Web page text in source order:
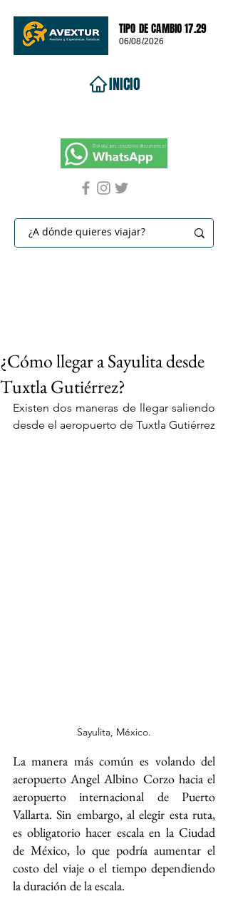
TIPO DE CAMBIO 17.29
06/08/2026
INICIO
¿Cómo llegar a Sayulita desde
Tuxtla Gutiérrez?
Existen dos maneras de llegar saliendo
desde el aeropuerto de Tuxtla Gutiérrez
Sayulita, México.
La manera más común es volando del
aeropuerto Angel Albino Corzo hacia el
aeropuerto internacional de Puerto
Vallarta. Sin embargo, al elegir esta ruta,
es obligatorio hacer escala en la Ciudad
de México, lo que podría aumentar el
costo del viaje o el tiempo dependiendo
la duración de la escala.